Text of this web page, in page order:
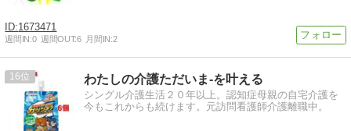
1673471
週間IN:0 週間OUT:6 月間IN:2
16 わたしの介護ただいま-を叶える
シングル介護生活２０年以上。認知症母親の自宅介護を
今もこれからも続けます。元訪問看護師介護離職中。